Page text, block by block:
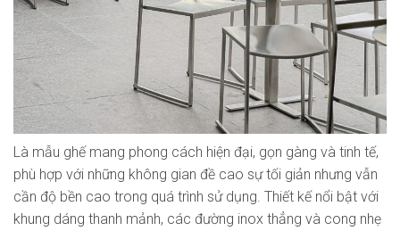
Là mẫu ghế mang phong cách hiện đại, gọn gàng và tinh tế,
phù hợp với những không gian đề cao sự tối giản nhưng vẫn
cần độ bền cao trong quá trình sử dụng. Thiết kế nổi bật với
khung dáng thanh mảnh, các đường inox thẳng và cong nhẹ